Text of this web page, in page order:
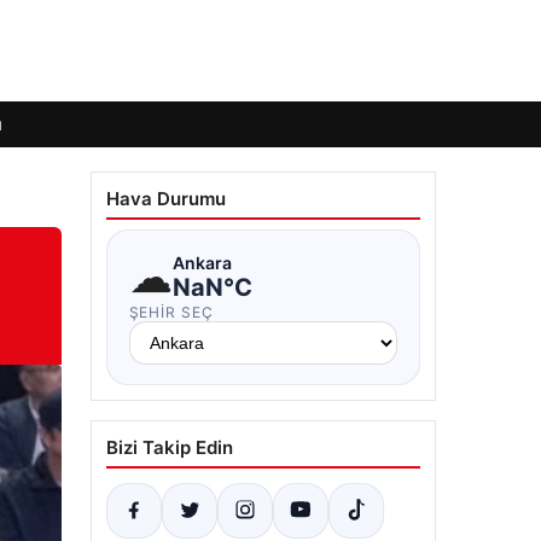
Hava Durumu
☁Ankara
NaN°C
ŞEHIR SEÇ
Bizi Takip Edin